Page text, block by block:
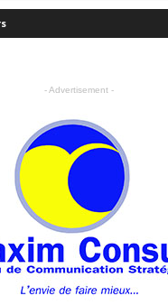
- Advertisement -